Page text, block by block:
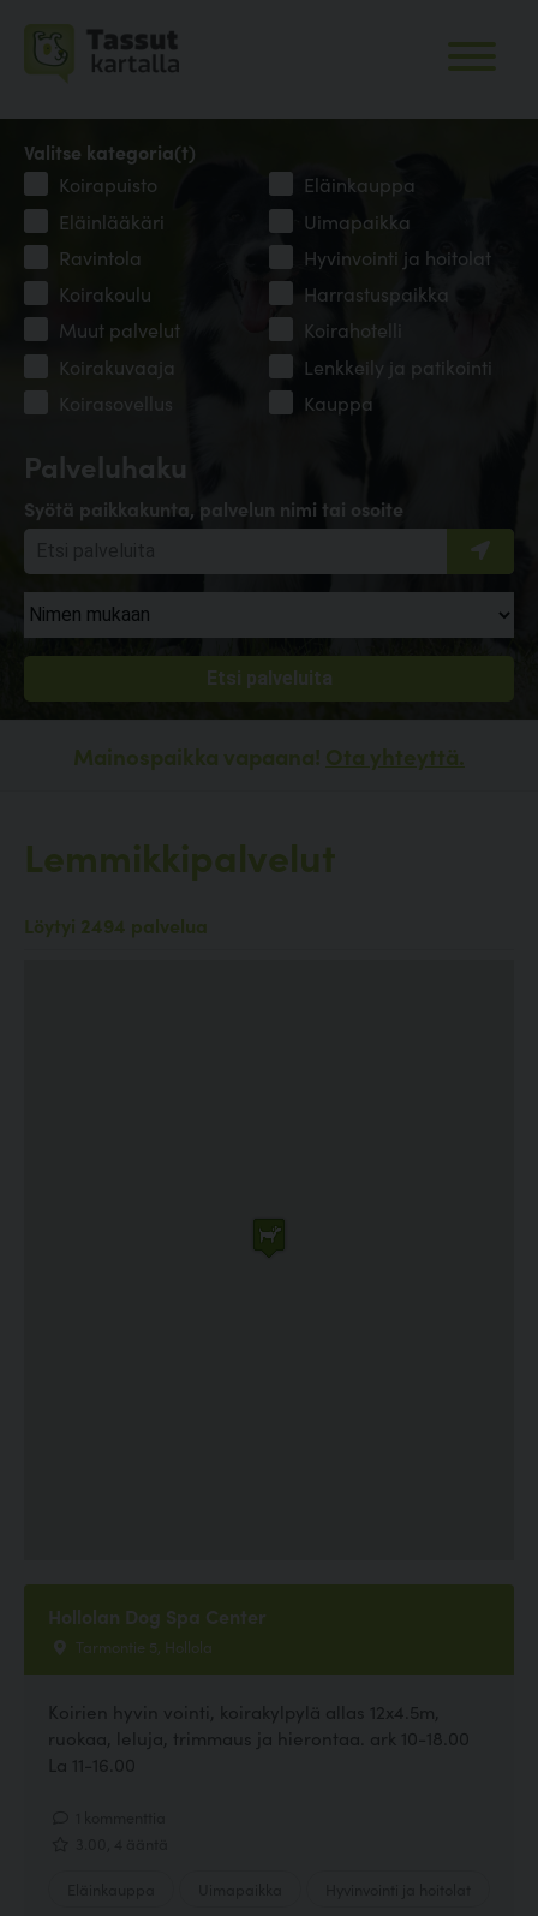
Palveluhaku
Syötä paikkakunta, palvelun nimi tai osoite
Valitse kategoria(t)
Koirapuisto
Eläinkauppa
Eläinlääkäri
Uimapaikka
Ravintola
Hyvinvointi ja hoitolat
Koirakoulu
Harrastuspaikka
Muut palvelut
Koirahotelli
Koirakuvaaja
Lenkkeily ja patikointi
Koirasovellus
Kauppa
Mainospaikka vapaana! Ota yhteyttä.
Lemmikkipalvelut
Löytyi 2494 palvelua
Hollolan Dog Spa Center
Tarmontie 5, Hollola
Koirien hyvin vointi, koirakylpylä allas 12x4.5m,
ruokaa, leluja, trimmaus ja hierontaa. ark 10-18.00
La 11-16.00